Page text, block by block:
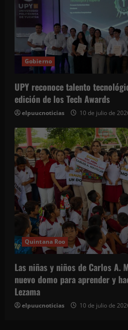
Gobierno
UPY reconoce talento
edición de los Tech Awards
elpuucnoticias 10 de julio de
Quintana Roo
Las niñas y niños de Carlos A.
nuevo domo para aprender y
Lezama
elpuucnoticias 10 de julio de